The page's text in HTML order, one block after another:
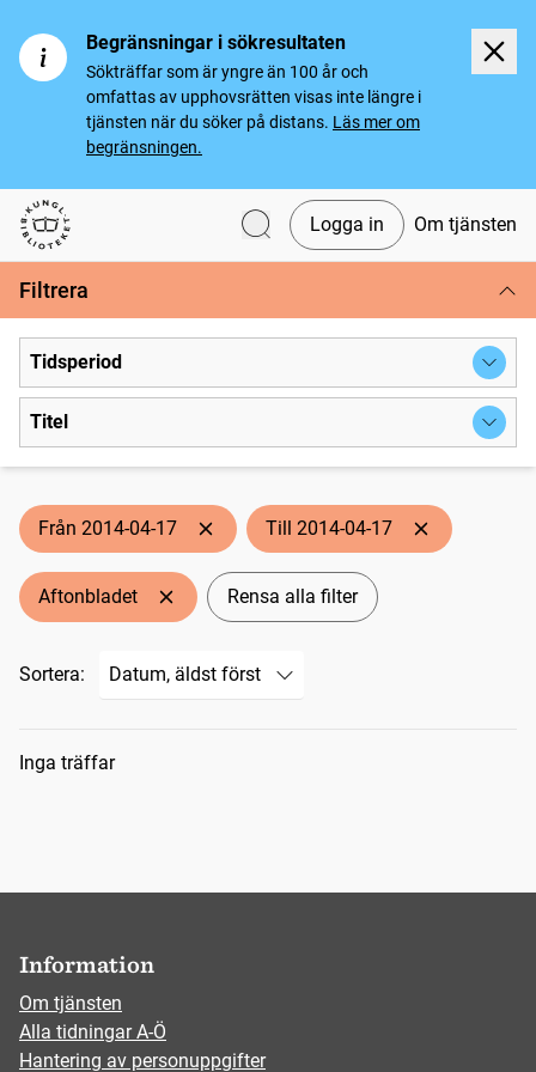
Begränsningar i sökresultaten
Sökträffar som är yngre än 100 år och
omfattas av upphovsrätten visas inte längre i
tjänsten när du söker på distans. Läs mer om
begränsningen.
Svenska tidningar
Logga in Om tjänsten
Filtrera
Tidsperiod
Titel
Från 2014-04-17 Till 2014-04-17
Aftonbladet Rensa alla filter
Sortera:
Sökresultat
Inga träffar
Information
Om tjänsten
Alla tidningar A-Ö
Hantering av personuppgifter